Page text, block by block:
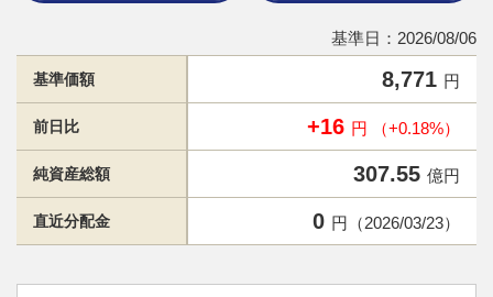
基準日：2026/08/06
基準価額 8,771 円
前日比 +16 円 （+0.18%）
純資産総額 307.55 億円
直近分配金 0 円（2026/03/23）